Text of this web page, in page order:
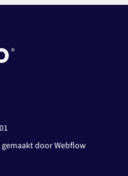
door Webflow